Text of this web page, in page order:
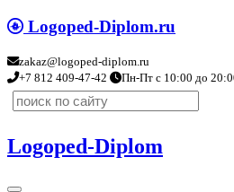
Logoped-Diplom.ru
zakaz@logoped-diplom.ru
+7 812 409-47-42
Пн-Пт с 10:00 до
Logoped-Diplom